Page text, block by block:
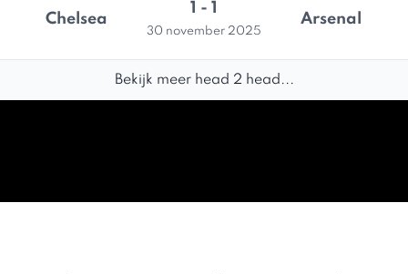
Chelsea
1 - 1
30 november 2025
Arsenal
Bekijk meer head 2 head...